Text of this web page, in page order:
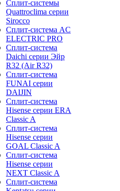
Сплит-системы
Quattroclima серии
Sirocco
Сплит-система AC
ELECTRIC PRO
Сплит-система
Daichi серии Эйр
R32 (Air R32)
Сплит-система
FUNAI серии
DAIJIN
Сплит-система
Hisense серии ERA
Classic A
Сплит-система
Hisense серии
GOAL Classic A
Сплит-система
Hisense серии
NEXT Classic A
Сплит-система